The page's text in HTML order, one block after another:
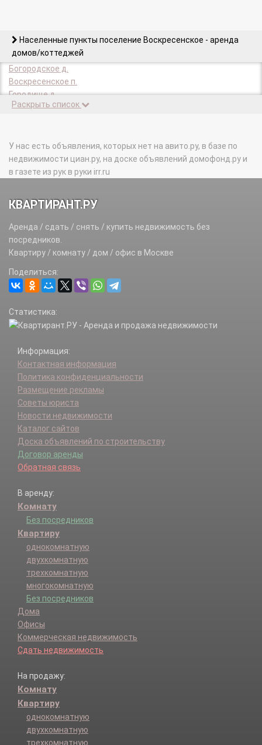
Населенные пункты поселение Воскресенское - аренда
домов/коттеджей
Богородское д.
Воскресенское п.
Городище д.
Губкино д.
Каракашево д.
Князево д.
Лаптево д.
Никольское д.
подсобного хозяйства Воскресенское п.
Расторопово д.
Язово д.
Ямонтово д.
Раскрыть список
У нас есть объявления, которых нет на авито.ру, в базе по
недвижимости циан.ру, на доске объявлений домофонд.ру и
в газете из рук в руки irr.ru
КВАРТИРАНТ.РУ
Аренда / сдать / снять / купить недвижимость без
посредников.
Квартиру / комнату / дом / офис в Москве
Поделиться:
Статистика:
Информация:
Контактная информация
Политика конфиденциальности
Размещение рекламы
Советы юриста
Новости недвижимости
Каталог сайтов
Доска объявлений по строительству
Договор аренды
Обратная связь
В аренду:
Комнату
Без посредников
Квартиру
однокомнатную
двухкомнатную
трехкомнатную
многокомнатную
Без посредников
Дома
Офисы
Коммерческая недвижимость
Сдать недвижимость
На продажу:
Комнату
Квартиру
однокомнатную
двухкомнатную
трехкомнатную